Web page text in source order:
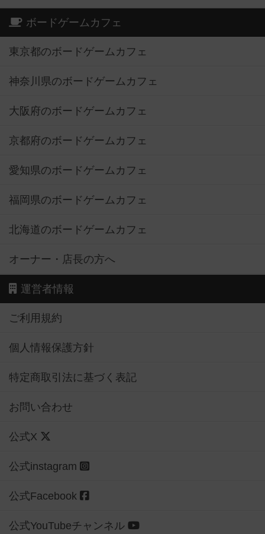
ボードゲームカフェ
東京都のボードゲームカフェ
神奈川県のボードゲームカフェ
大阪府のボードゲームカフェ
京都府のボードゲームカフェ
愛知県のボードゲームカフェ
福岡県のボードゲームカフェ
北海道のボードゲームカフェ
オーナー・店長の方へ
運営者情報
ご利用規約
個人情報保護方針
特定商取引法に基づく表記
お問い合わせ
公式X
公式instagram
公式Facebook
公式YouTubeチャンネル